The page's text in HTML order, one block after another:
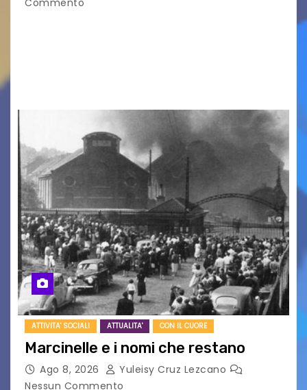
Commento
ATTIVITA' SOCIALI ATTUALITA' CON IL CUORE
Marcinelle e i nomi che restano
Ago 8, 2026
Yuleisy Cruz Lezcano
Nessun Commento